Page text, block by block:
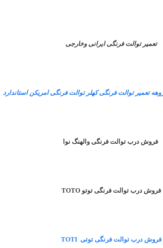
تعمیر توالت فرنگی ایرانی وخارجی
تعمیر توالت فرنگی کهلر توالت فرنگی امریکن استاندارد
فروش درب توالت فرنگی والهنگ نوا
فروش درب توالت فرنگی توتو TOTO
فروش درب توالت فرنگی توتی TOTI